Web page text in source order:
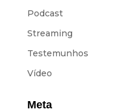
Podcast
Streaming
Testemunhos
Vídeo
Meta